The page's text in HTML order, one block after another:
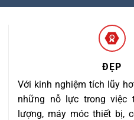
ĐẸP
Với kinh nghiệm tích lũy
những nỗ lực trong việc
lượng, máy móc thiết bị,